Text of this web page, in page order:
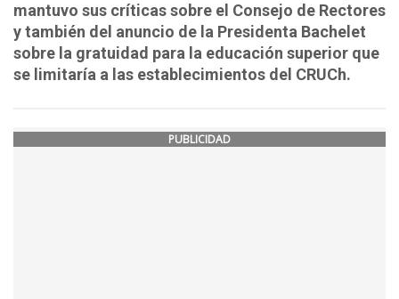
mantuvo sus críticas sobre el Consejo de Rectores
y también del anuncio de la Presidenta Bachelet
sobre la gratuidad para la educación superior que
se limitaría a las establecimientos del CRUCh.
PUBLICIDAD